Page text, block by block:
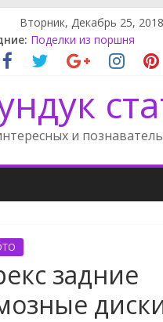
Вторник, Декабрь 25, 2018
Поделки из поршня
Лампа ближнего света
Митсубиси Аутлендер
Снять задний бампер
и
задние